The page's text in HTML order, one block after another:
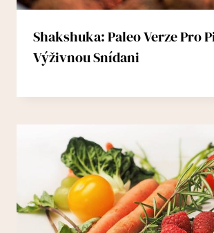
Shakshuka: Paleo Verze Pro
Výživnou Snídani